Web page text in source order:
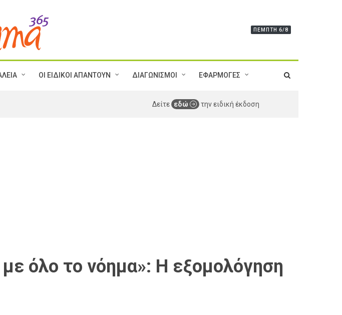
ΠΈΜΠΤΗ 6/8
ΟΙ ΕΙΔΙΚΟΙ ΑΠΑΝΤΟΥΝ ΔΙΑΓΩΝΙΣΜΟΙ ΕΦΑΡΜΟΓΕΣ
Δείτε εδώ την ειδική έκδοση
όλο το νόημα»: Η εξομολόγηση